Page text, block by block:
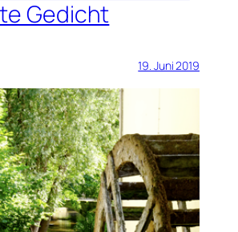
Gedicht
19. Juni 2019